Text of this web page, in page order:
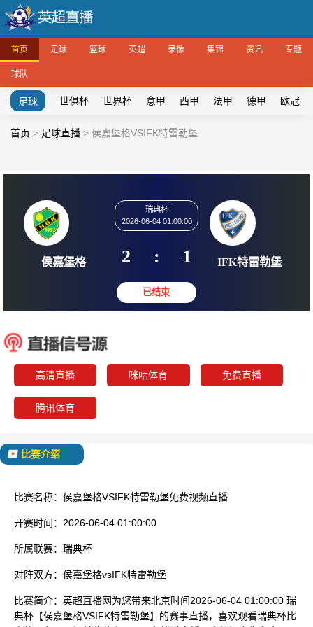
首页 足球 篮球 英超 录像 集锦 资讯 专题
球队
足球 世俱杯 世界杯 意甲 西甲 法甲 德甲 欧冠
首页 > 足球直播 > 侯嘉堡格VSIFK特雷勒堡
瑞典杯
2 : 1
高清直播 咪咕体育 免费直播
腾讯体育
比赛介绍
比赛名称： 侯嘉堡格VSIFK特雷勒堡免费视频直播
开赛时间： 2026-06-04 01:00:00
所属联赛： 瑞典杯
对阵双方： 侯嘉堡格vsIFK特雷勒堡
比赛简介： 英超直播网为您带来北京时间2026-06-04 01:00:00 瑞
典杯【侯嘉堡格VSIFK特雷勒堡】的赛事直播，喜欢观看瑞典杯比